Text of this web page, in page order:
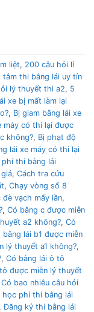
liệt, 200 câu hỏi lí
tâm thi bằng lái uy tín
lý thuyết thi a2, 5
xe bị mất làm lại
, Bị giam bằng lái xe
máy có thi lại được
không?, Bị phạt độ
lái xe máy có thi lại
thi bằng lái
, Cách tra cứu
, Chạy vòng số 8
vạch mấy lần,
, Có bằng c được miễn
a2 không?, Có
bằng lái b1 được miễn
lý thuyết a1 không?,
, Có bằng lái ô tô
được miễn lý thuyết
Có bao nhiêu câu hỏi
học phí thi bằng lái
,Đăng ký thi bằng lái